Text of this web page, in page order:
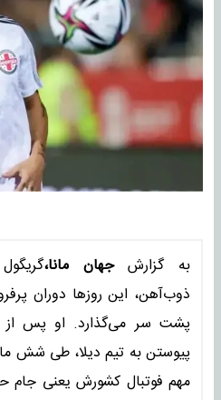
به گزارشجهان مانا،
ذوب‌آهن، این روزها دوران
پشت سر می‌گذارد. او پس از
پیوستن به تیم دیلا، طی شش
مهم فوتبال کشورش یعنی جام